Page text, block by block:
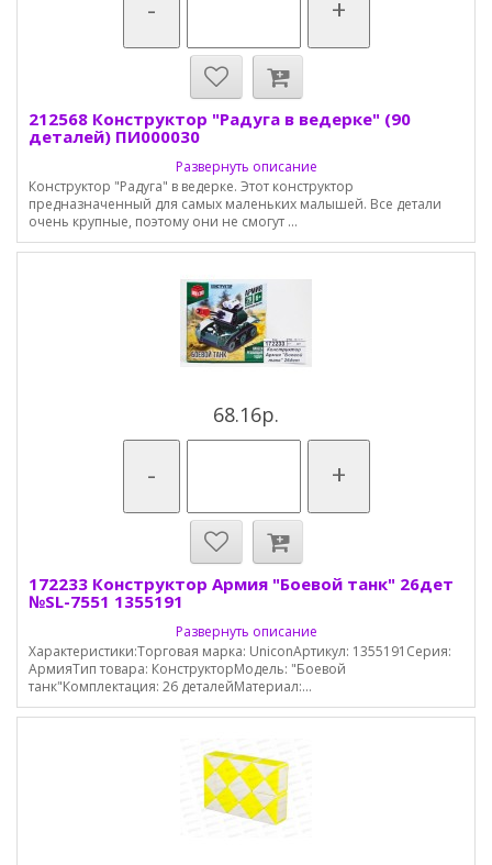
- +
212568 Конструктор "Радуга в ведерке" (90
деталей) ПИ000030
Развернуть описание
Конструктор "Радуга" в ведерке. Этот конструктор
предназначенный для самых маленьких малышей. Все детали
очень крупные, поэтому они не смогут ...
68.16р.
- +
172233 Конструктор Армия "Боевой танк" 26дет
№SL-7551 1355191
Развернуть описание
Характеристики:Торговая марка: UniconАртикул: 1355191Серия:
АрмияТип товара: КонструкторМодель: "Боевой
танк"Комплектация: 26 деталейМатериал:...